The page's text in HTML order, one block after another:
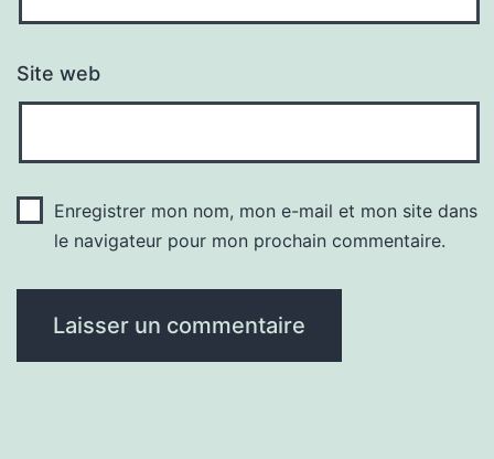
Site web
Enregistrer mon nom, mon e-mail et mon site dans
le navigateur pour mon prochain commentaire.